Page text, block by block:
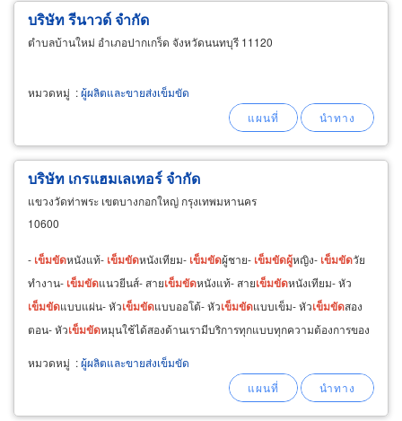
บริษัท รีนาวด์ จำกัด
ตำบลบ้านใหม่ อำเภอปากเกร็ด จังหวัดนนทบุรี 11120
หมวดหมู่ :ผู้ผลิตและขายส่งเข็มขัด
บริษัท เกรแฮมเลเทอร์ จำกัด
แขวงวัดท่าพระ เขตบางกอกใหญ่ กรุงเทพมหานคร
10600
- เข็มขัดหนังแท้- เข็มขัดหนังเทียม- เข็มขัดผู้ชาย- เข็มขัดผู้หญิง- เข็มขัดวัย
ทำงาน- เข็มขัดแนวยีนส์- สายเข็มขัดหนังแท้- สายเข็มขัดหนังเทียม- หัว
เข็มขัดแบบแผ่น- หัวเข็มขัดแบบออโต้- หัวเข็มขัดแบบเข็ม- หัวเข็มขัดสอง
ตอน- หัวเข็มขัดหมุนใช้ได้สองด้านเรามีบริการทุกแบบทุกความต้องการของ
หมวดหมู่ :ผู้ผลิตและขายส่งเข็มขัด